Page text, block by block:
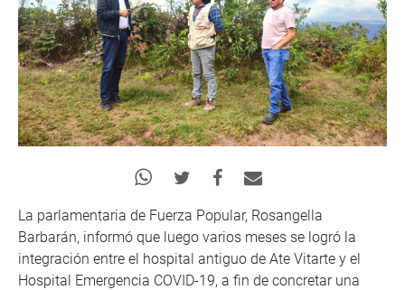
La parlamentaria de Fuerza Popular, Rosangella
Barbarán, informó que luego varios meses se logró la
integración entre el hospital antiguo de Ate Vitarte y el
Hospital Emergencia COVID-19, a fin de concretar una